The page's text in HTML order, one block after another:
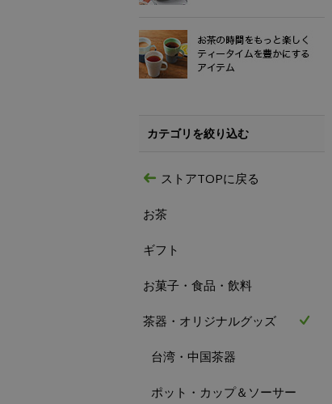
カテゴリを絞り込む
ストアTOPに戻る
お茶
ギフト
お菓子・食品・飲料
茶器・オリジナルグッズ
台湾・中国茶器
ポット・カップ＆ソーサー